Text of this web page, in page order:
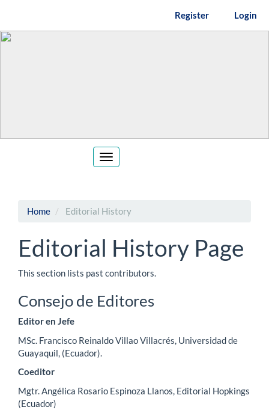
Main
Register Login
Toggle
navigation
Home Editorial History
Editorial History Page
This section lists past contributors.
Consejo de Editores
Editor en Jefe
MSc. Francisco Reinaldo Villao Villacrés, Universidad de
Guayaquil, (Ecuador).
Coeditor
Mgtr. Angélica Rosario Espinoza Llanos, Editorial Hopkings
(Ecuador)